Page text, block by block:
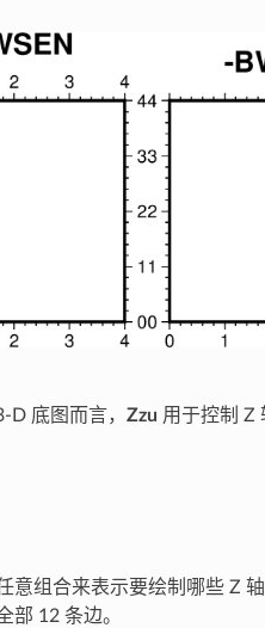
底图而言， Zzu 用于控制 Z
意组合来表示要绘制哪些 Z
部 12 条边。